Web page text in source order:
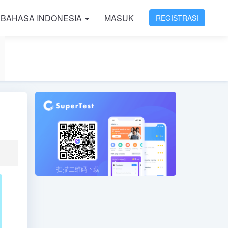
BAHASA INDONESIA MASUK REGISTRASI
扫描二维码下载